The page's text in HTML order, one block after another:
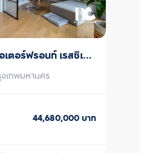
ตอร์ฟรอนท์ เรสซิเดน
ม
เทพมหานคร
44,680,000บาท